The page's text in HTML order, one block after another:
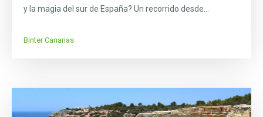
y la magia del sur de España? Un recorrido desde...
Binter Canarias